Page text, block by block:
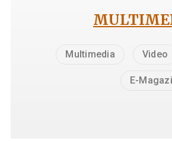
Multimedia Video
E-